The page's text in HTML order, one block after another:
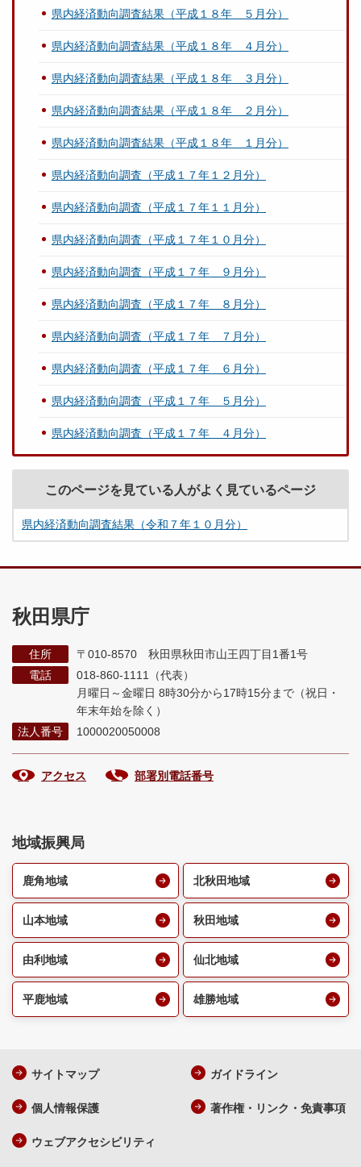
県内経済動向調査結果（平成１８年 ５月分）
県内経済動向調査結果（平成１８年 ４月分）
県内経済動向調査結果（平成１８年 ３月分）
県内経済動向調査結果（平成１８年 ２月分）
県内経済動向調査結果（平成１８年 １月分）
県内経済動向調査（平成１７年１２月分）
県内経済動向調査（平成１７年１１月分）
県内経済動向調査（平成１７年１０月分）
県内経済動向調査（平成１７年 ９月分）
県内経済動向調査（平成１７年 ８月分）
県内経済動向調査（平成１７年 ７月分）
県内経済動向調査（平成１７年 ６月分）
県内経済動向調査（平成１７年 ５月分）
県内経済動向調査（平成１７年 ４月分）
このページを見ている人がよく見ているページ
県内経済動向調査結果（令和７年１０月分）
秋田県庁
住所
〒010-8570 秋田県秋田市山王四丁目1番1号
電話
018-860-1111（代表）
月曜日～金曜日 8時30分から17時15分まで （祝日・
年末年始を除く）
法人番号
1000020050008
アクセス 部署別電話番号
地域振興局
鹿角地域 北秋田地域
山本地域 秋田地域
由利地域 仙北地域
平鹿地域 雄勝地域
サイトマップ ガイドライン
個人情報保護 著作権・リンク・免責事項
ウェブアクセシビリティ